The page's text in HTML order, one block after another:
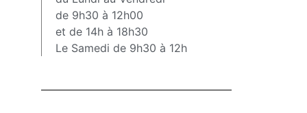
de 9h30 à 12h00
et de 14h à 18h30
Le Samedi de 9h30 à 12h